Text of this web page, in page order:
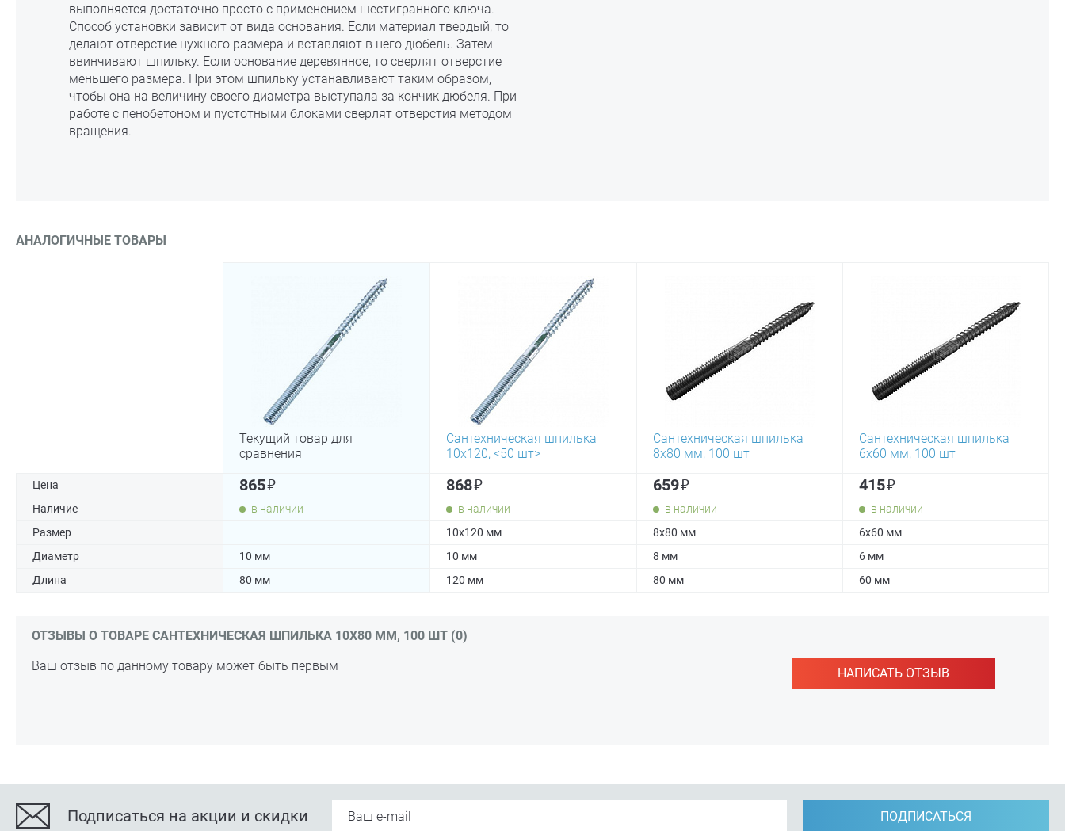
выполняется достаточно просто с применением шестигранного ключа.
Способ установки зависит от вида основания. Если материал твердый, то
делают отверстие нужного размера и вставляют в него дюбель. Затем
ввинчивают шпильку. Если основание деревянное, то сверлят отверстие
меньшего размера. При этом шпильку устанавливают таким образом,
чтобы она на величину своего диаметра выступала за кончик дюбеля. При
работе с пенобетоном и пустотными блоками сверлят отверстия методом
вращения.
АНАЛОГИЧНЫЕ ТОВАРЫ
Текущий товар для
сравнения
Сантехническая шпилька
10х120, <50 шт>
Сантехническая шпилька
8х80 мм, 100 шт
Сантехническая шпилька
6х60 мм, 100 шт
Цена 865₽ 868₽ 659₽ 415₽
Наличие в наличии в наличии в наличии
в наличии
Размер
10х120 мм 8х80 мм
6х60 мм
Диаметр
10 мм 10 мм 8 мм
6 мм
Длина
80 мм 120 мм 80 мм 60 мм
ОТЗЫВЫ О ТОВАРЕ САНТЕХНИЧЕСКАЯ ШПИЛЬКА 10Х80 ММ, 100 ШТ (0)
НАПИСАТЬ ОТЗЫВ
Ваш отзыв по данному товару может быть первым
Подписаться на акции и скидки ПОДПИСАТЬСЯ